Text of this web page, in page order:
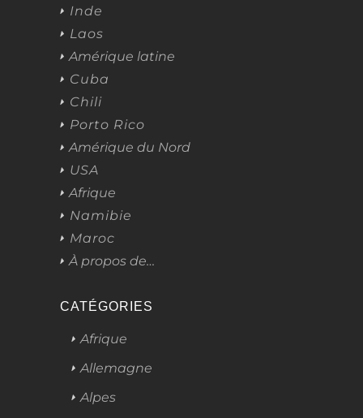
Inde
Laos
Amérique latine
Cuba
Chili
Porto Rico
Amérique du Nord
USA
Afrique
Namibie
Maroc
À propos de…
CATÉGORIES
Afrique
Allemagne
Alpes